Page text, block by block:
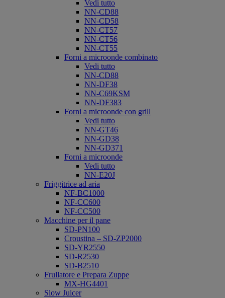
Vedi tutto
NN-CD88
NN-CD58
NN-CT57
NN-CT56
NN-CT55
Forni a microonde combinato
Vedi tutto
NN-CD88
NN-DF38
NN-C69KSM
NN-DF383
Forni a microonde con grill
Vedi tutto
NN-GT46
NN-GD38
NN-GD371
Forni a microonde
Vedi tutto
NN-E20J
Friggitrice ad aria
NF-BC1000
NF-CC600
NF-CC500
Macchine per il pane
SD-PN100
Croustina – SD-ZP2000
SD-YR2550
SD-R2530
SD-B2510
Frullatore e Prepara Zuppe
MX-HG4401
Slow Juicer